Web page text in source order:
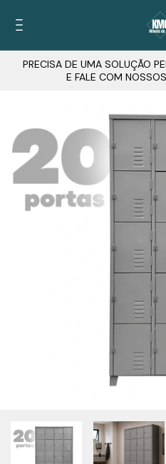
PRECISA DE UMA SOLUÇÃO
E FALE COM